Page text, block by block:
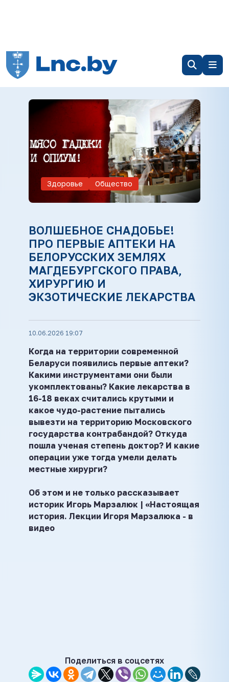
Здоровье Общество
ВОЛШЕБНОЕ СНАДОБЬЕ!
ПРО ПЕРВЫЕ АПТЕКИ НА
БЕЛОРУССКИХ ЗЕМЛЯХ
МАГДЕБУРГСКОГО ПРАВА,
ХИРУРГИЮ И
ЭКЗОТИЧЕСКИЕ ЛЕКАРСТВА
10.06.2026 19:07
Когда на территории современной
Беларуси появились первые аптеки?
Какими инструментами они были
укомплектованы? Какие лекарства в
16-18 веках считались крутыми и
какое чудо-растение пытались
вывезти на территорию Московского
государства контрабандой? Откуда
пошла ученая степень доктор? И какие
операции уже тогда умели делать
местные хирурги?
Об этом и не только рассказывает
историк Игорь Марзалюк | «Настоящая
история. Лекции Игоря Марзалюка - в
видео
Поделиться в соцсетях